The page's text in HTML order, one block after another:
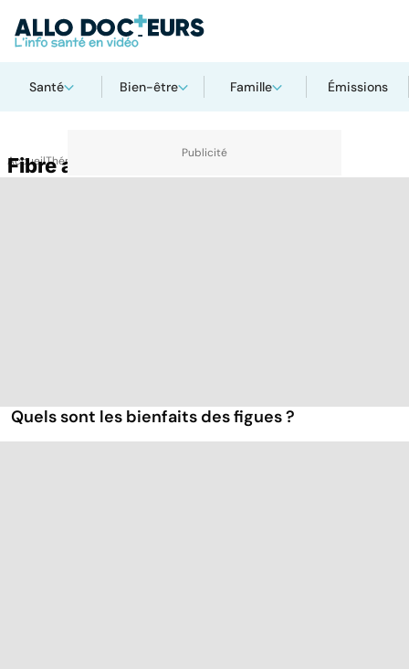
Santé Bien-être Famille Émissions
AccueilThématiques
Fibre alimentaire
Quels sont les bienfaits des figues ?